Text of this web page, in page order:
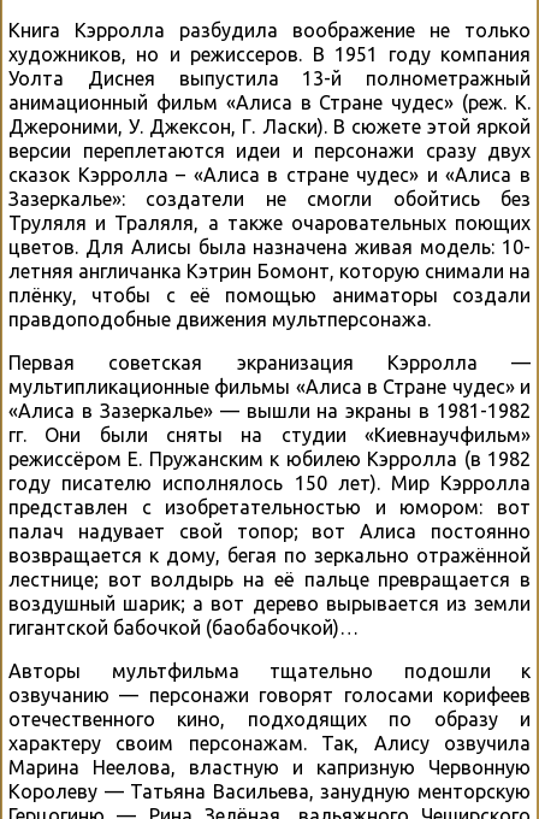
Книга Кэрролла разбудила воображение не только
художников, но и режиссеров. В 1951 году компания
Уолта Диснея выпустила 13-й полнометражный
анимационный фильм «Алиса в Стране чудес» (реж. К.
Джероними, У. Джексон, Г. Ласки). В сюжете этой яркой
версии переплетаются идеи и персонажи сразу двух
сказок Кэрролла – «Алиса в стране чудес» и «Алиса в
Зазеркалье»: создатели не смогли обойтись без
Труляля и Траляля, а также очаровательных поющих
цветов. Для Алисы была назначена живая модель: 10-
летняя англичанка Кэтрин Бомонт, которую снимали на
плёнку, чтобы с её помощью аниматоры создали
правдоподобные движения мультперсонажа.
Первая советская экранизация Кэрролла —
мультипликационные фильмы «Алиса в Стране чудес» и
«Алиса в Зазеркалье» — вышли на экраны в 1981-1982
гг. Они были сняты на студии «Киевнаучфильм»
режиссёром Е. Пружанским к юбилею Кэрролла (в 1982
году писателю исполнялось 150 лет). Мир Кэрролла
представлен с изобретательностью и юмором: вот
палач надувает свой топор; вот Алиса постоянно
возвращается к дому, бегая по зеркально отражённой
лестнице; вот волдырь на её пальце превращается в
воздушный шарик; а вот дерево вырывается из земли
гигантской бабочкой (баобабочкой)…
Авторы мультфильма тщательно подошли к
озвучанию — персонажи говорят голосами корифеев
отечественного кино, подходящих по образу и
характеру своим персонажам. Так, Алису озвучила
Марина Неелова, властную и капризную Червонную
Королеву — Татьяна Васильева, занудную менторскую